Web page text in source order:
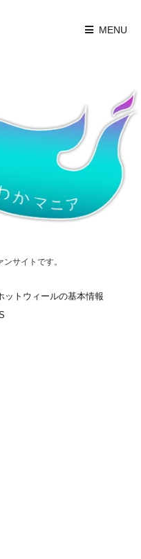
MENU
サイトです。
ットウィールの基本情報